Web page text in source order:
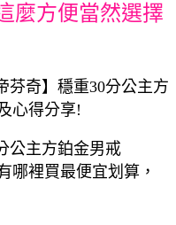
麼方便當然選擇
芬奇】穩重30分公主方
心得分享!
公主方鉑金男戒
哪裡買最便宜划算，